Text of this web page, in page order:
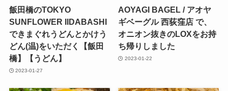
飯田橋のTOKYO
SUNFLOWER IIDABASHI
できまぐれうどんとかけう
どん(温)をいただく【飯田
橋】【うどん】
2023-01-27
AOYAGI BAGEL / アオヤ
ギベーグル 西荻窪店 で、
オニオン抜きのLOXをお持
ち帰りしました
2023-01-22